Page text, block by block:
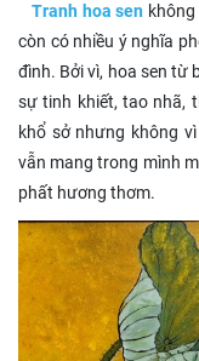
Tranh hoa sen
còn có nhiều ý nghĩa
đình. Bởi vì, hoa sen từ
sự tinh khiết, tao nhã,
khổ sở nhưng không
vẫn mang trong mình
phất hương thơm.